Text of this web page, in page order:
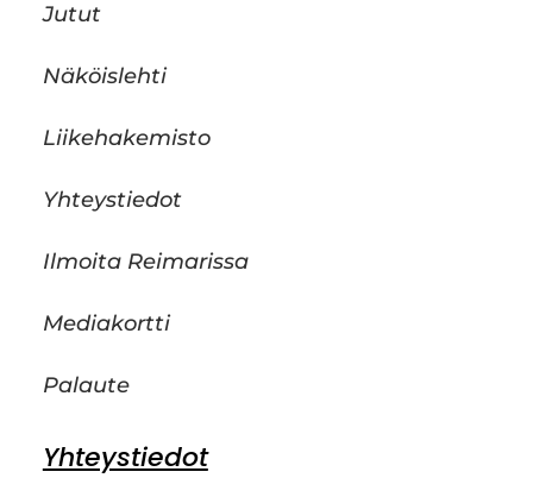
Jutut
Näköislehti
Liikehakemisto
Yhteystiedot
Ilmoita Reimarissa
Mediakortti
Palaute
Yhteystiedot